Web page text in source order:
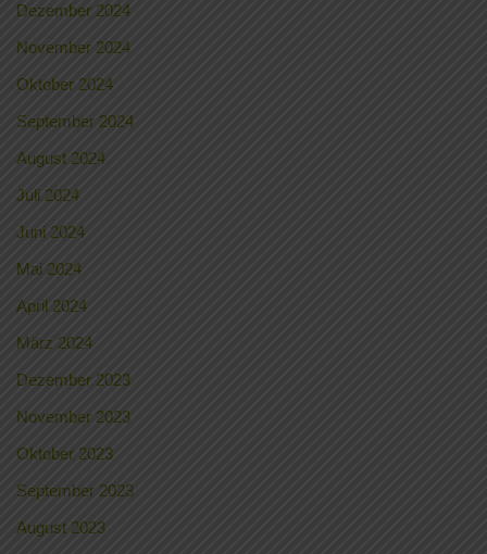
Dezember 2024
November 2024
Oktober 2024
September 2024
August 2024
Juli 2024
Juni 2024
Mai 2024
April 2024
März 2024
Dezember 2023
November 2023
Oktober 2023
September 2023
August 2023